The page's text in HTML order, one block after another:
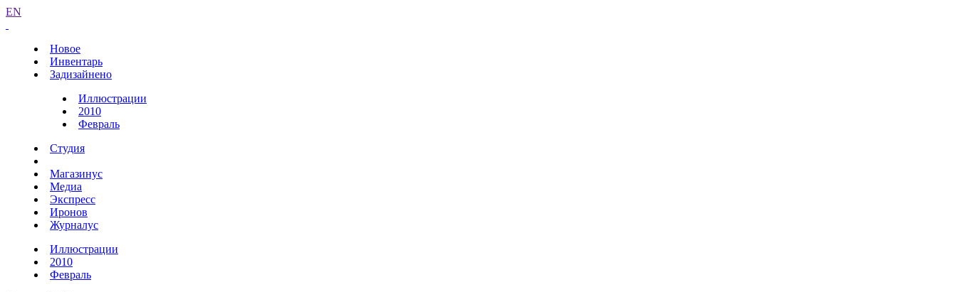
EN
Новое
Инвентарь
Задизайнено
Иллюстрации
2010
Февраль
Студия
Магазинус
Медиа
Экспресс
Иронов
Журналус
Иллюстрации
2010
Февраль